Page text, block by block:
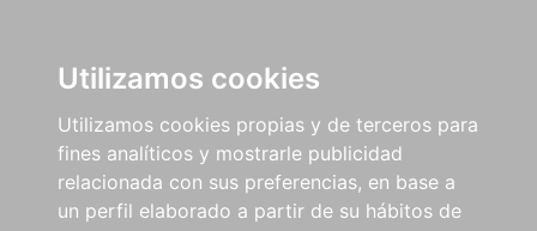
Utilizamos cookies
Utilizamos cookies propias y de terceros para
fines analíticos y mostrarle publicidad
relacionada con sus preferencias, en base a
un perfil elaborado a partir de su hábitos de